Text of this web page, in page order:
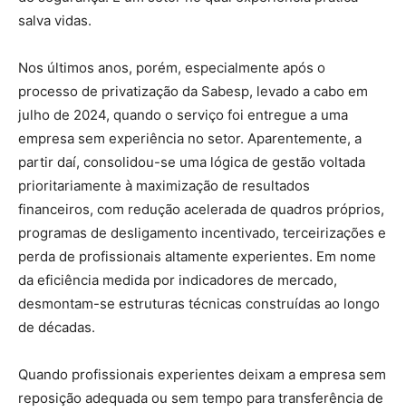
salva vidas.
Nos últimos anos, porém, especialmente após o
processo de privatização da Sabesp, levado a cabo em
julho de 2024, quando o serviço foi entregue a uma
empresa sem experiência no setor. Aparentemente, a
partir daí, consolidou-se uma lógica de gestão voltada
prioritariamente à maximização de resultados
financeiros, com redução acelerada de quadros próprios,
programas de desligamento incentivado, terceirizações e
perda de profissionais altamente experientes. Em nome
da eficiência medida por indicadores de mercado,
desmontam-se estruturas técnicas construídas ao longo
de décadas.
Quando profissionais experientes deixam a empresa sem
reposição adequada ou sem tempo para transferência de